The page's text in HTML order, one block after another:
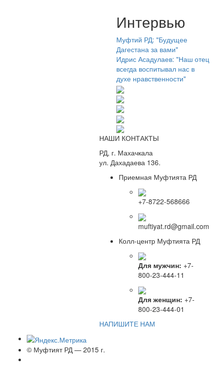
Интервью
Муфтий РД: "Будущее
Дагестана за вами"
Идрис Асадулаев: "Наш отец
всегда воспитывал нас в
духе нравственности"
НАШИ КОНТАКТЫ
РД, г. Махачкала
ул. Дахадаева 136.
Приемная Муфтията РД
+7-8722-568666
muftiyat.rd@gmail.com
Колл-центр Муфтията РД
Для мужчин: +7-
800-23-444-11
Для женщин: +7-
800-23-444-01
НАПИШИТЕ НАМ
© Муфтият РД — 2015 г.